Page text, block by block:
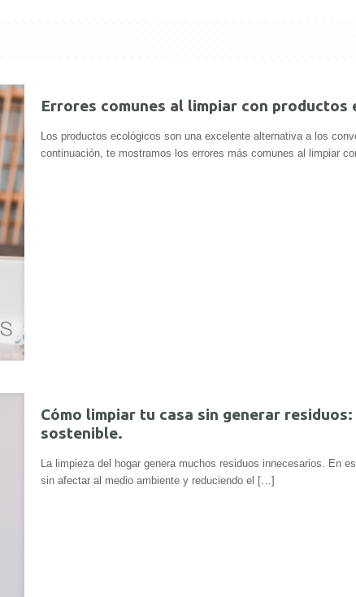
Errores comunes al limpiar con
Los productos ecológicos son una excelente alternativa a los
continuación, te mostramos los errores más comunes al limpiar
Cómo limpiar tu casa sin generar
sostenible.
La limpieza del hogar genera muchos residuos innecesarios. En
sin afectar al medio ambiente y reduciendo el […]